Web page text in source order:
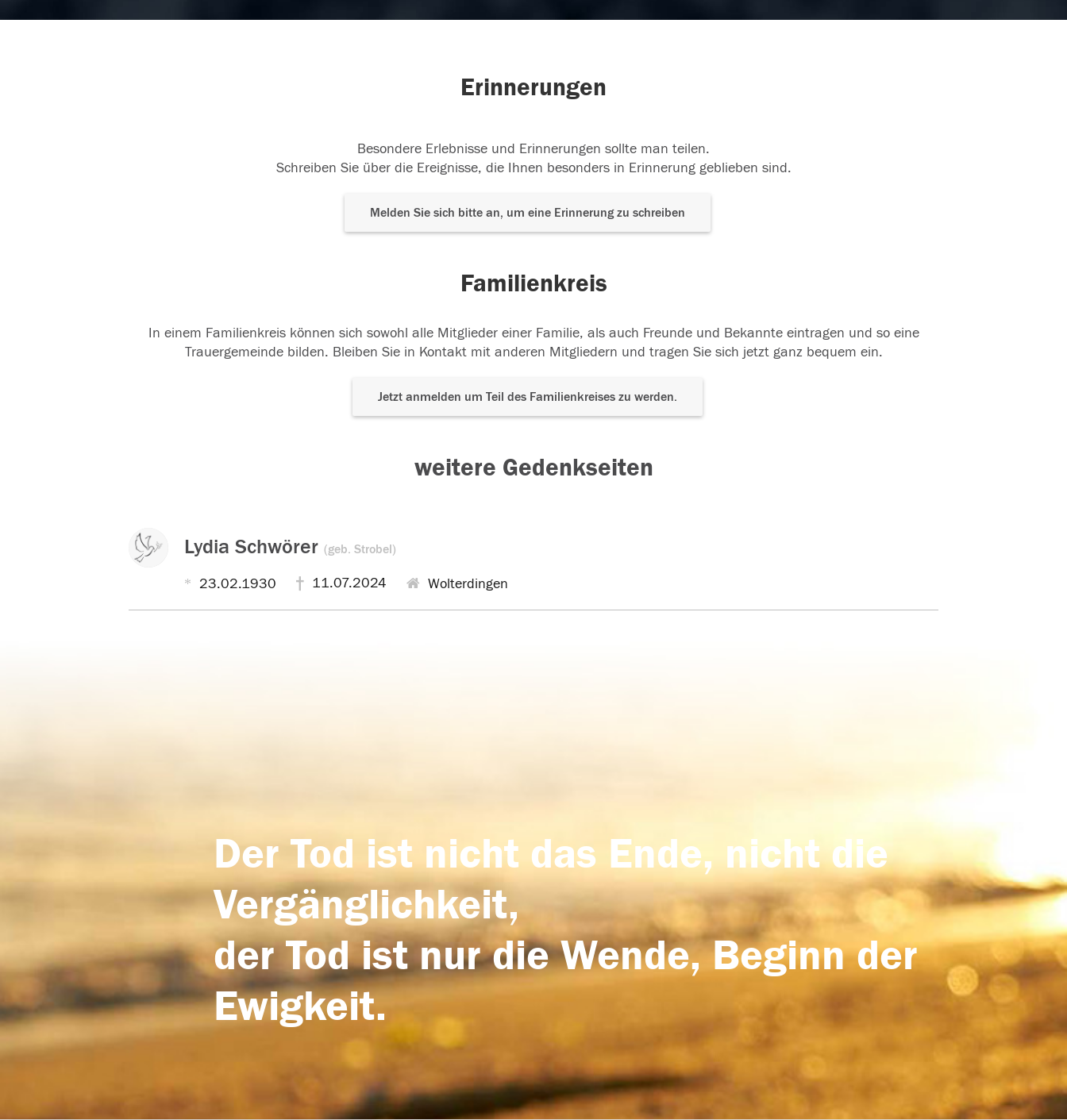
Erinnerungen
Besondere Erlebnisse und Erinnerungen sollte man teilen.
Schreiben Sie über die Ereignisse, die Ihnen besonders in Erinnerung geblieben sind.
Melden Sie sich bitte an, um eine Erinnerung zu schreiben
Familienkreis
In einem Familienkreis können sich sowohl alle Mitglieder einer Familie, als auch Freunde und Bekannte eintragen und so eine
Trauergemeinde bilden. Bleiben Sie in Kontakt mit anderen Mitgliedern und tragen Sie sich jetzt ganz bequem ein.
Jetzt anmelden um Teil des Familienkreises zu werden.
weitere Gedenkseiten
Lydia Schwörer (geb. Strobel)
23.02.1930 11.07.2024 Wolterdingen
Der Tod ist nicht das Ende, nicht die
Vergänglichkeit,
der Tod ist nur die Wende, Beginn der
Ewigkeit.